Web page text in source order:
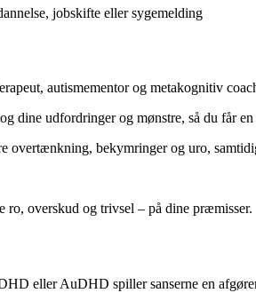
jobskifte eller sygemelding
autismementor og metakognitiv
dine udfordringer og mønstre, så du får
overtænkning, bekymringer og uro,
ro, overskud og trivsel – på dine præmisser.
eller AuDHD spiller sanserne en